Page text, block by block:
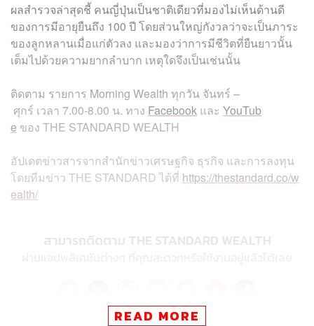
ผลสำรวจล่าสุดชี้ คนญี่ปุ่นเป็นชาติเดียวที่มองไม่เห็นด้านดี
ของการมีอายุยืนถึง 100 ปี โดยส่วนใหญ่กังวลว่าจะเป็นภาระ
ของลูกหลานเมื่อแก่ตัวลง และมองว่าการมีชีวิตที่ยืนยาวนั้น
เต็มไปด้วยความยากลำบาก เหตุใดจึงเป็นเช่นนั้น
ติดตาม รายการ Morning Wealth ทุกวัน จันทร์ –
ศุกร์ เวลา 7.00-8.00 น. ทาง Facebook และ YouTub
e ของ THE STANDARD WEALTH
อัปเดตข่าวสารจากสำนักข่าวเศรษฐกิจ ธุรกิจ และการลงทุน
โดยทีมข่าว THE STANDARDได้ที่ https://thestandard.co/w
ealth/
สามารถติดตาม THE STANDARD WEALTH
READ MORE